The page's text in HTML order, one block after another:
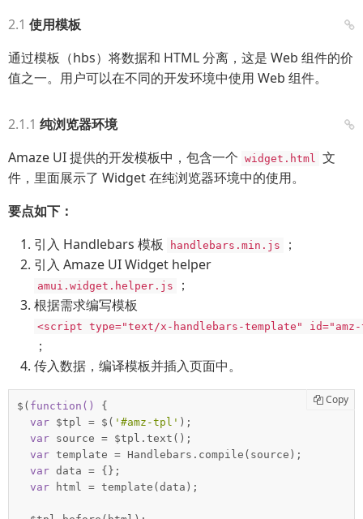
使用模板
通过模板（hbs）将数据和 HTML 分离，这是 Web 组件的价
值之一。用户可以在不同的开发环境中使用 Web 组件。
纯浏览器环境
Amaze UI 提供的开发模板中，包含一个 widget.html 文
件，里面展示了 Widget 在纯浏览器环境中的使用。
要点如下：
引入 Handlebars 模板
handlebars.min.js
；
引入 Amaze UI Widget helper
amui.widget.helper.js
；
根据需求编写模板
<script type="text/x-handlebars-template"
；
传入数据，编译模板并插入页面中。
Copy
$( function ( ) {
var $tpl = $( '#amz-tpl' );
var source = $tpl.text();
var template = Handlebars.compile(source);
var data = {};
var html = template(data);